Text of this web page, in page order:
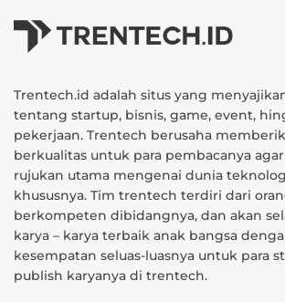
Trentech.id adalah situs yang
tentang startup, bisnis, game, event,
pekerjaan. Trentech berusaha
berkualitas untuk para pembacanya
rujukan utama mengenai dunia
khususnya. Tim trentech terdiri dari
berkompeten dibidangnya, dan akan
karya – karya terbaik anak bangsa
kesempatan seluas-luasnya untuk para
publish karyanya di trentech.